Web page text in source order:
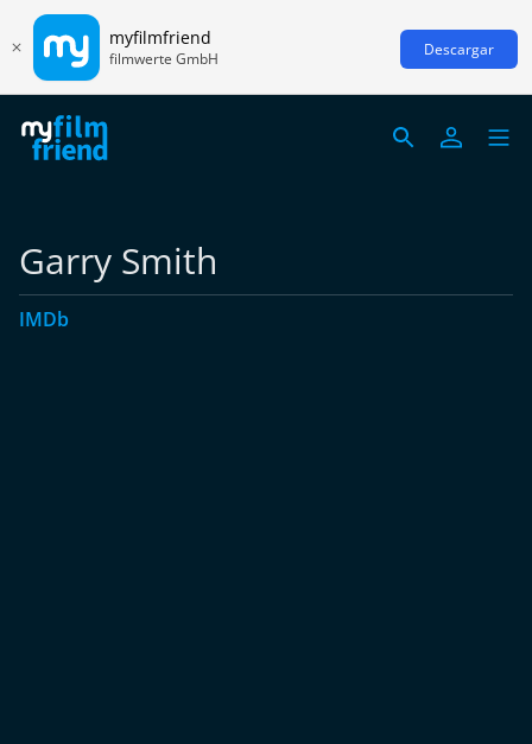
myfilmfriend
filmwerte GmbH Descargar
Garry Smith
IMDb